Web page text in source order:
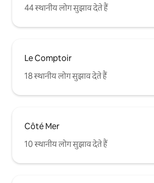
44 स्थानीय लोग सुझाव देते हैं
Le Comptoir
18 स्थानीय लोग सुझाव देते हैं
Côté Mer
10 स्थानीय लोग सुझाव देते हैं